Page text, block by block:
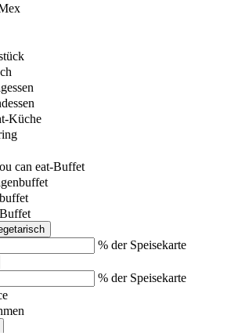
Küche
can eat-Buffet
% der Speisekarte
% der Speisekarte